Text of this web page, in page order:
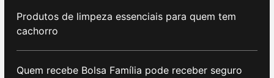
Produtos de limpeza essenciais para quem tem
cachorro
Quem recebe Bolsa Família pode receber seguro